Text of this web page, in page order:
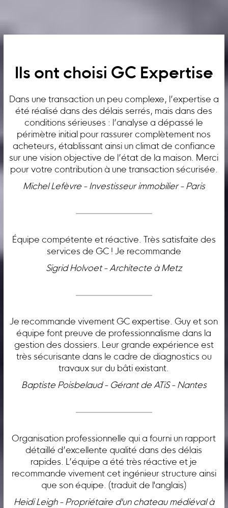
Ils ont choisi GC Expertise
Dans une transaction un peu complexe, l’expertise a
été réalisé dans des délais serrés, mais dans des
conditions sérieuses : l’analyse a dépassé le
périmètre initial pour rassurer complètement nos
acheteurs, établissant ainsi un climat de confiance
sur une vision objective de l’état de la maison. Merci
pour votre contribution à une transaction sécurisée.
Michel Lefèvre - Investisseur immobilier - Paris
Équipe compétente et réactive. Très satisfaite des
services de GC ! Je recommande
Sigrid Holvoet - Architecte à Metz
Je recommande vivement GC expertise. Guy et son
équipe font preuve de professionnalisme dans la
gestion des dossiers. Leur grande expérience est
très sécurisante dans le cadre de diagnostics ou
travaux sur du bâti existant.
Baptiste Poisbelaud - Gérant de ATiS - Nantes
Organisation professionnelle qui a fourni un rapport
détaillé d’excellente qualité dans des délais
rapides. L’équipe a été très réactive et je
recommande vivement cet ingénieur structure ainsi
que son équipe. (traduit de l'anglais)
Heidi Leigh - Propriétaire d'un chateau médiéval à